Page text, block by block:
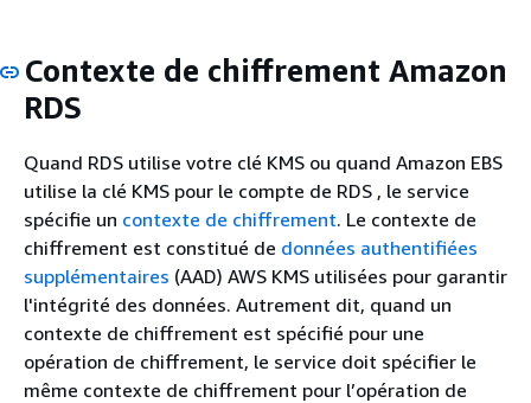
Contexte de chiffrement Amazon
RDS
Quand RDS utilise votre clé KMS ou quand Amazon EBS
utilise la clé KMS pour le compte de RDS , le service
spécifie un contexte de chiffrement. Le contexte de
chiffrement est constitué de données authentifiées
supplémentaires (AAD) AWS KMS utilisées pour garantir
l'intégrité des données. Autrement dit, quand un
contexte de chiffrement est spécifié pour une
opération de chiffrement, le service doit spécifier le
même contexte de chiffrement pour l’opération de